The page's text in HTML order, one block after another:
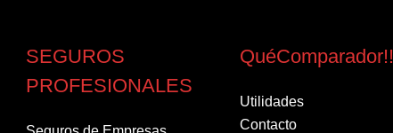
SEGUROS
PROFESIONALES
QuéComparador!!
Utilidades
Contacto